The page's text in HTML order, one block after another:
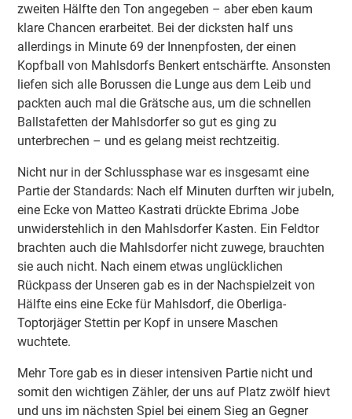
zweiten Hälfte den Ton angegeben – aber eben kaum
klare Chancen erarbeitet. Bei der dicksten half uns
allerdings in Minute 69 der Innenpfosten, der einen
Kopfball von Mahlsdorfs Benkert entschärfte. Ansonsten
liefen sich alle Borussen die Lunge aus dem Leib und
packten auch mal die Grätsche aus, um die schnellen
Ballstafetten der Mahlsdorfer so gut es ging zu
unterbrechen – und es gelang meist rechtzeitig.
Nicht nur in der Schlussphase war es insgesamt eine
Partie der Standards: Nach elf Minuten durften wir jubeln,
eine Ecke von Matteo Kastrati drückte Ebrima Jobe
unwiderstehlich in den Mahlsdorfer Kasten. Ein Feldtor
brachten auch die Mahlsdorfer nicht zuwege, brauchten
sie auch nicht. Nach einem etwas unglücklichen
Rückpass der Unseren gab es in der Nachspielzeit von
Hälfte eins eine Ecke für Mahlsdorf, die Oberliga-
Toptorjäger Stettin per Kopf in unsere Maschen
wuchtete.
Mehr Tore gab es in dieser intensiven Partie nicht und
somit den wichtigen Zähler, der uns auf Platz zwölf hievt
und uns im nächsten Spiel bei einem Sieg an Gegner